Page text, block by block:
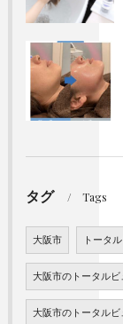
タグ Tags
大阪市 トータ
大阪市のトータルビ
大阪市のトータルビ